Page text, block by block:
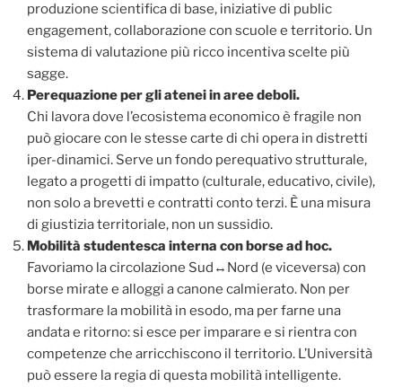
produzione scientifica di base, iniziative di public
engagement, collaborazione con scuole e territorio. Un
sistema di valutazione più ricco incentiva scelte più
sagge.
Perequazione per gli atenei in aree deboli.
Chi lavora dove l’ecosistema economico è fragile non
può giocare con le stesse carte di chi opera in distretti
iper-dinamici. Serve un fondo perequativo strutturale,
legato a progetti di impatto (culturale, educativo, civile),
non solo a brevetti e contratti conto terzi. È una misura
di giustizia territoriale, non un sussidio.
Mobilità studentesca interna con borse ad hoc.
Favoriamo la circolazione Sud↔Nord (e viceversa) con
borse mirate e alloggi a canone calmierato. Non per
trasformare la mobilità in esodo, ma per farne una
andata e ritorno: si esce per imparare e si rientra con
competenze che arricchiscono il territorio. L’Università
può essere la regia di questa mobilità intelligente.